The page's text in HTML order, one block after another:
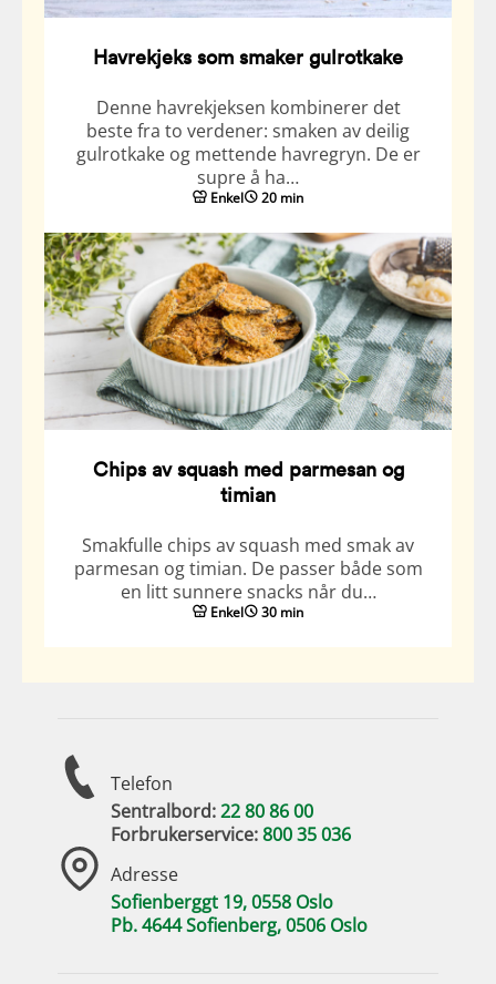
Havrekjeks som smaker gulrotkake
Denne havrekjeksen kombinerer det
beste fra to verdener: smaken av deilig
gulrotkake og mettende havregryn. De er
supre å ha…
Enkel 20 min
Chips av squash med parmesan og
timian
Smakfulle chips av squash med smak av
parmesan og timian. De passer både som
en litt sunnere snacks når du…
Enkel 30 min
Telefon
Sentralbord:22 80 86 00
Forbrukerservice:800 35 036
Adresse
Sofienberggt 19, 0558 Oslo
Pb. 4644 Sofienberg, 0506 Oslo